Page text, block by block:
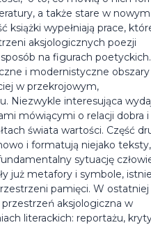
a także stare w nowym
książki wypełniają prace,
aksjologicznych poezji
na figurach poetyckich.
i modernistyczne obszary
w przekrojowym,
Niezwykle interesująca
mówiącymi o relacji dobra i
świata wartości. Część
i formatują niejako teksty,
sytuację
już metafory i symbole,
pamięci. W ostatniej
przestrzeń aksjologiczna w
literackich: reportażu,